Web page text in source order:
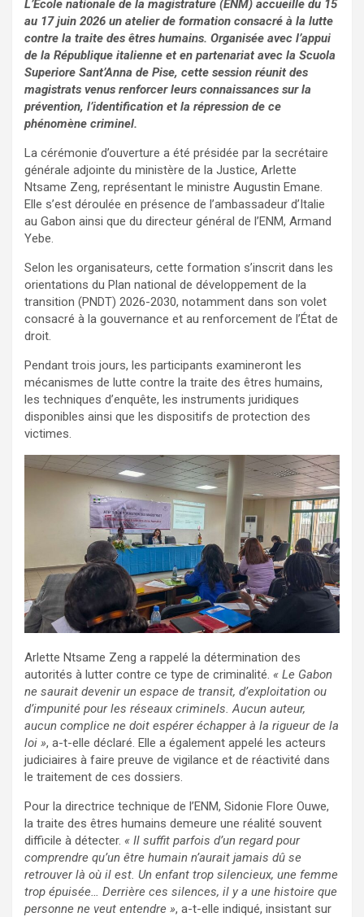
L’École nationale de la magistrature (ENM) accueille du 15
au 17 juin 2026 un atelier de formation consacré à la lutte
contre la traite des êtres humains. Organisée avec l’appui
de la République italienne et en partenariat avec la Scuola
Superiore Sant’Anna de Pise, cette session réunit des
magistrats venus renforcer leurs connaissances sur la
prévention, l’identification et la répression de ce
phénomène criminel.
La cérémonie d’ouverture a été présidée par la secrétaire
générale adjointe du ministère de la Justice, Arlette
Ntsame Zeng, représentant le ministre Augustin Emane.
Elle s’est déroulée en présence de l’ambassadeur d’Italie
au Gabon ainsi que du directeur général de l’ENM, Armand
Yebe.
Selon les organisateurs, cette formation s’inscrit dans les
orientations du Plan national de développement de la
transition (PNDT) 2026-2030, notamment dans son volet
consacré à la gouvernance et au renforcement de l’État de
droit.
Pendant trois jours, les participants examineront les
mécanismes de lutte contre la traite des êtres humains,
les techniques d’enquête, les instruments juridiques
disponibles ainsi que les dispositifs de protection des
victimes.
Arlette Ntsame Zeng a rappelé la détermination des
autorités à lutter contre ce type de criminalité. « Le Gabon
ne saurait devenir un espace de transit, d’exploitation ou
d’impunité pour les réseaux criminels. Aucun auteur,
aucun complice ne doit espérer échapper à la rigueur de la
loi », a-t-elle déclaré. Elle a également appelé les acteurs
judiciaires à faire preuve de vigilance et de réactivité dans
le traitement de ces dossiers.
Pour la directrice technique de l’ENM, Sidonie Flore Ouwe,
la traite des êtres humains demeure une réalité souvent
difficile à détecter. « Il suffit parfois d’un regard pour
comprendre qu’un être humain n’aurait jamais dû se
retrouver là où il est. Un enfant trop silencieux, une femme
trop épuisée… Derrière ces silences, il y a une histoire que
personne ne veut entendre », a-t-elle indiqué, insistant sur